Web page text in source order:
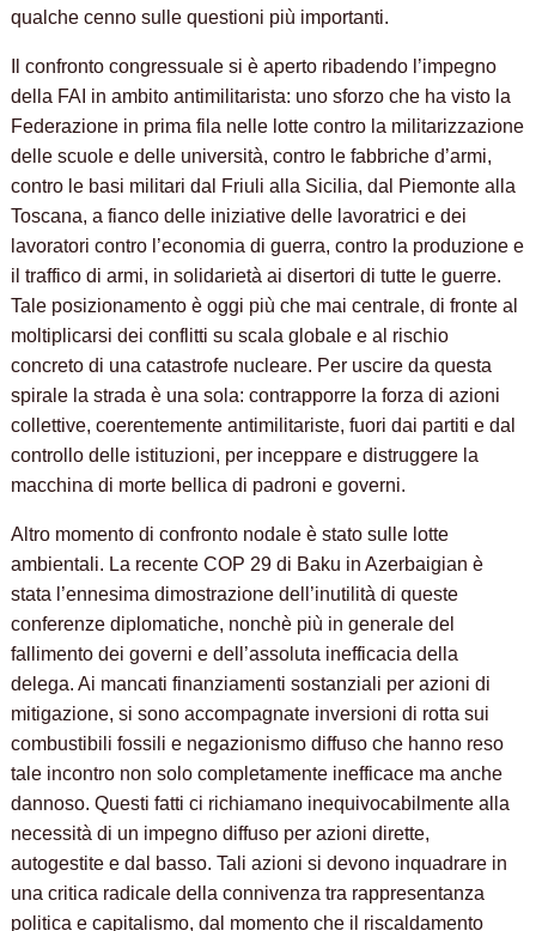
qualche cenno sulle questioni più importanti.
Il confronto congressuale si è aperto ribadendo l’impegno
della FAI in ambito antimilitarista: uno sforzo che ha visto la
Federazione in prima fila nelle lotte contro la militarizzazione
delle scuole e delle università, contro le fabbriche d’armi,
contro le basi militari dal Friuli alla Sicilia, dal Piemonte alla
Toscana, a fianco delle iniziative delle lavoratrici e dei
lavoratori contro l’economia di guerra, contro la produzione e
il traffico di armi, in solidarietà ai disertori di tutte le guerre.
Tale posizionamento è oggi più che mai centrale, di fronte al
moltiplicarsi dei conflitti su scala globale e al rischio
concreto di una catastrofe nucleare. Per uscire da questa
spirale la strada è una sola: contrapporre la forza di azioni
collettive, coerentemente antimilitariste, fuori dai partiti e dal
controllo delle istituzioni, per inceppare e distruggere la
macchina di morte bellica di padroni e governi.
Altro momento di confronto nodale è stato sulle lotte
ambientali. La recente COP 29 di Baku in Azerbaigian è
stata l’ennesima dimostrazione dell’inutilità di queste
conferenze diplomatiche, nonchè più in generale del
fallimento dei governi e dell’assoluta inefficacia della
delega. Ai mancati finanziamenti sostanziali per azioni di
mitigazione, si sono accompagnate inversioni di rotta sui
combustibili fossili e negazionismo diffuso che hanno reso
tale incontro non solo completamente inefficace ma anche
dannoso. Questi fatti ci richiamano inequivocabilmente alla
necessità di un impegno diffuso per azioni dirette,
autogestite e dal basso. Tali azioni si devono inquadrare in
una critica radicale della connivenza tra rappresentanza
politica e capitalismo, dal momento che il riscaldamento